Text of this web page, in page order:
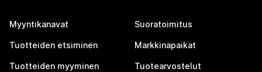
Myyntikanavat
Tuotteiden etsiminen
Tuotteiden myyminen
Suoratoimitus
Markkinapaikat
Tuotearvostelut